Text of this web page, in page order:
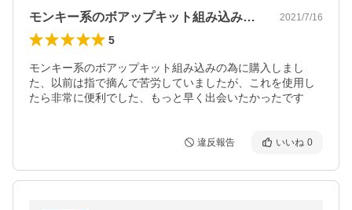
モンキー系のボアップキット組み込みの為… 2021/7/16
5
モンキー系のボアップキット組み込みの為に購入しまし
た、以前は指で摘んで苦労していましたが、これを使用し
たら非常に便利でした、もっと早く出会いたかったです
違反報告 いいね 0